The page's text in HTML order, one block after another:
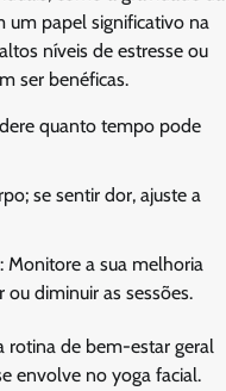
um papel significativo na
níveis de estresse ou
ser benéficas.
quanto tempo pode
se sentir dor, ajuste a
a sua melhoria
diminuir as sessões.
rotina de bem-estar geral
envolve no yoga facial.